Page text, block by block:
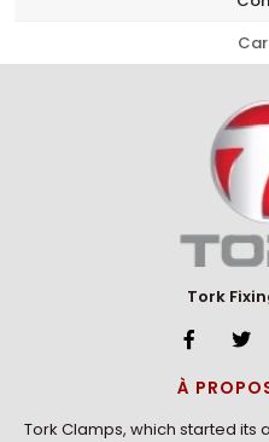
Tork
À
Tork Clamps, which started